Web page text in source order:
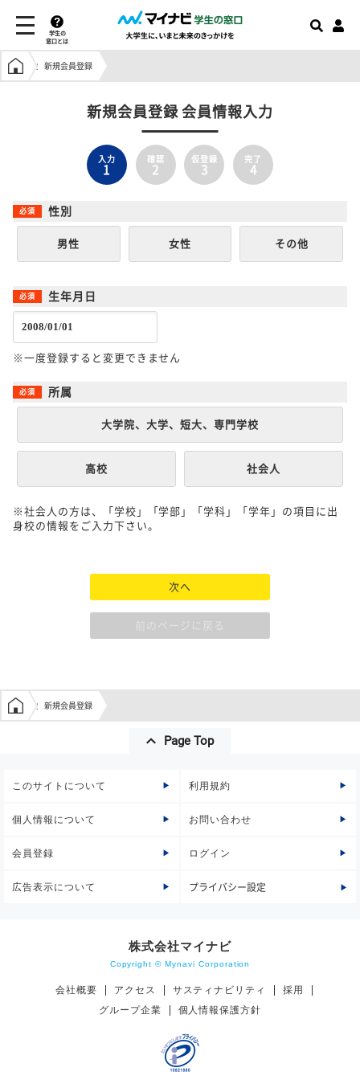
学生の
窓口とは
学生の窓口トップ
新規会員登録
新規会員登録 会員情報入力
入力
1
確認
2
仮登録
3
完了
4
性別
男性 女性 その他
生年月日
※一度登録すると変更できません
所属
大学院、大学、短大、専門学校
高校 社会人
※社会人の方は、「学校」「学部」「学科」「学年」の項目に出
身校の情報をご入力下さい。
次へ
前のページに戻る
学生の窓口トップ
新規会員登録
Page Top
このサイトについて 利用規約
個人情報について お問い合わせ
会員登録 ログイン
広告表示について プライバシー設定
株式会社マイナビ
Copyright © Mynavi Corporation
会社概要 アクセス サスティナビリティ
採用
グループ企業
個人情報保護方針